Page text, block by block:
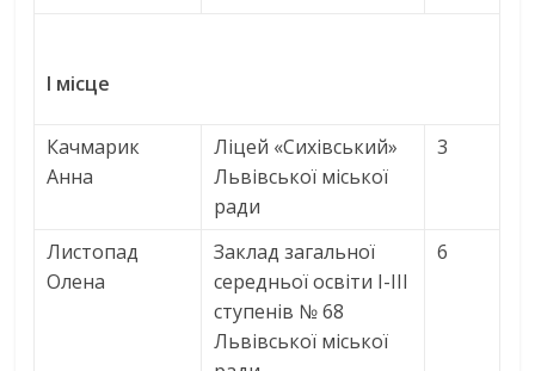
І місце
Качмарик
Анна
Ліцей «Сихівський»
Львівської міської
ради
3
Листопад
Олена
Заклад загальної
середньої освіти І-ІІІ
ступенів № 68
Львівської міської
6